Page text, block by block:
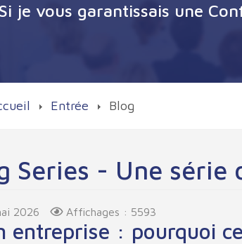
Si je vous garantissais une
Entrée Blog
Series - Une série
2026 Affichages : 5593
entreprise : pourquoi